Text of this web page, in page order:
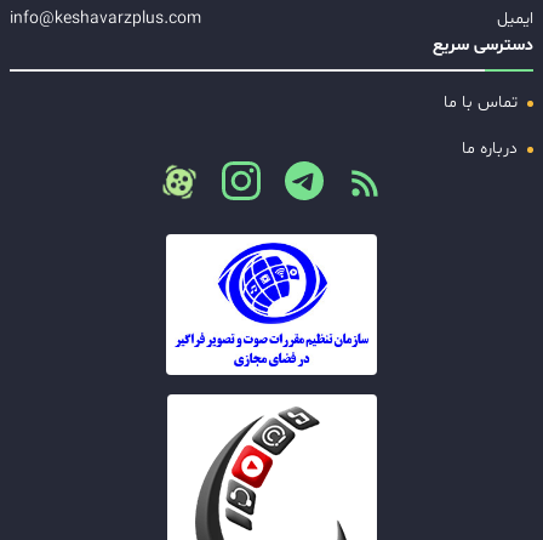
ایمیل
info@keshavarzplus.com
دسترسی سریع
تماس با ما
درباره ما